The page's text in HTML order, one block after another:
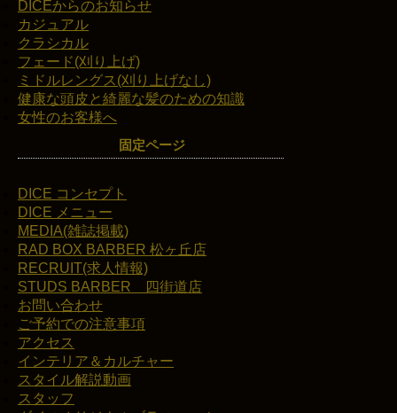
DICEからのお知らせ
カジュアル
クラシカル
フェード(刈り上げ)
ミドルレングス(刈り上げなし)
健康な頭皮と綺麗な髪のための知識
女性のお客様へ
固定ページ
DICE コンセプト
DICE メニュー
MEDIA(雑誌掲載)
RAD BOX BARBER 松ヶ丘店
RECRUIT(求人情報)
STUDS BARBER 四街道店
お問い合わせ
ご予約での注意事項
アクセス
インテリア＆カルチャー
スタイル解説動画
スタッフ